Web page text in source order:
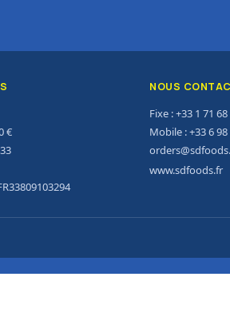
€
NOUS
Fixe : +33 1 71
Mobile : +33 6 98
www.sdfoods.fr